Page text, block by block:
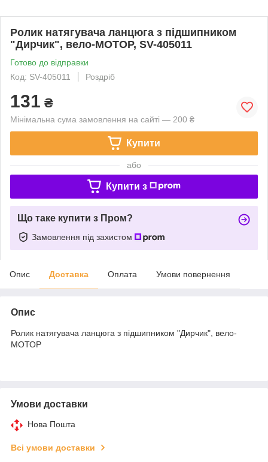
Ролик натягувача ланцюга з підшипником
"Дирчик", вело-МОТОР, SV-405011
Готово до відправки
Код: SV-405011
Роздріб
131 ₴
Мінімальна сума замовлення на сайті — 200 ₴
Купити
або
Купити з
Що таке купити з Пром?
Замовлення під захистом
Опис Доставка Оплата Умови повернення
Опис
Ролик натягувача ланцюга з підшипником "Дирчик", вело-
МОТОР
Умови доставки
Нова Пошта
Всі умови доставки